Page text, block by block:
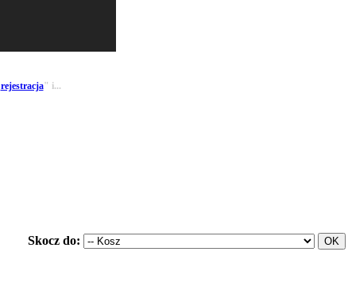
rejestracja" i...
Skocz do: